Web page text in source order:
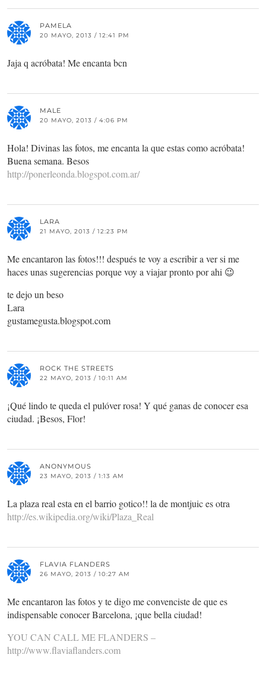
PAMELA
20 MAYO, 2013 / 12:41 PM
Jaja q acróbata! Me encanta bcn
MALE
20 MAYO, 2013 / 4:06 PM
Hola! Divinas las fotos, me encanta la que estas como acróbata!
Buena semana. Besos
http://ponerleonda.blogspot.com.ar/
LARA
21 MAYO, 2013 / 12:23 PM
Me encantaron las fotos!!! después te voy a escribir a ver si me
haces unas sugerencias porque voy a viajar pronto por ahi 😉
te dejo un beso
Lara
gustamegusta.blogspot.com
ROCK THE STREETS
22 MAYO, 2013 / 10:11 AM
¡Qué lindo te queda el pulóver rosa! Y qué ganas de conocer esa
ciudad. ¡Besos, Flor!
ANONYMOUS
23 MAYO, 2013 / 1:13 AM
La plaza real esta en el barrio gotico!! la de montjuic es otra
http://es.wikipedia.org/wiki/Plaza_Real
FLAVIA FLANDERS
26 MAYO, 2013 / 10:27 AM
Me encantaron las fotos y te digo me convenciste de que es
indispensable conocer Barcelona, ¡que bella ciudad!
YOU CAN CALL ME FLANDERS –
http://www.flaviaflanders.com